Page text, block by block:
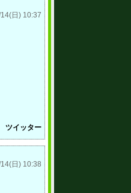
日) 10:37
ツイッター
日) 10:38